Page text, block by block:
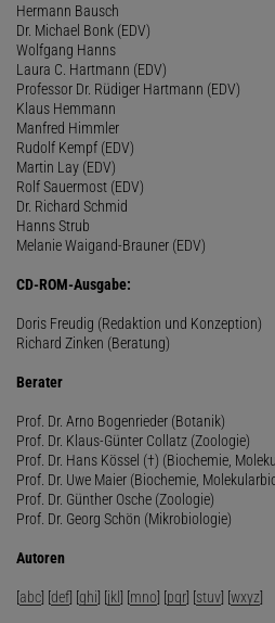
Hermann Bausch
Dr. Michael Bonk (EDV)
Wolfgang Hanns
Laura C. Hartmann (EDV)
Professor Dr. Rüdiger Hartmann (EDV)
Klaus Hemmann
Manfred Himmler
Rudolf Kempf (EDV)
Martin Lay (EDV)
Rolf Sauermost (EDV)
Dr. Richard Schmid
Hanns Strub
Melanie Waigand-Brauner (EDV)
CD-ROM-Ausgabe:
Doris Freudig (Redaktion und Konzeption)
Richard Zinken (Beratung)
Berater
Prof. Dr. Arno Bogenrieder (Botanik)
Prof. Dr. Klaus-Günter Collatz (Zoologie)
Prof. Dr. Hans Kössel (†) (Biochemie,
Prof. Dr. Uwe Maier (Biochemie,
Prof. Dr. Günther Osche (Zoologie)
Prof. Dr. Georg Schön (Mikrobiologie)
Autoren
[abc] [def] [ghi] [jkl] [mno] [pqr] [stuv] [wxyz]